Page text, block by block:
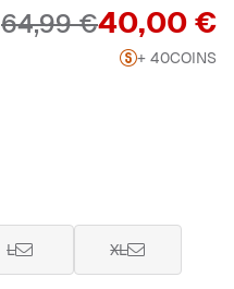
Preis
40,00 €
Originalpreis
64,99 €
+ 40COINS
L XL